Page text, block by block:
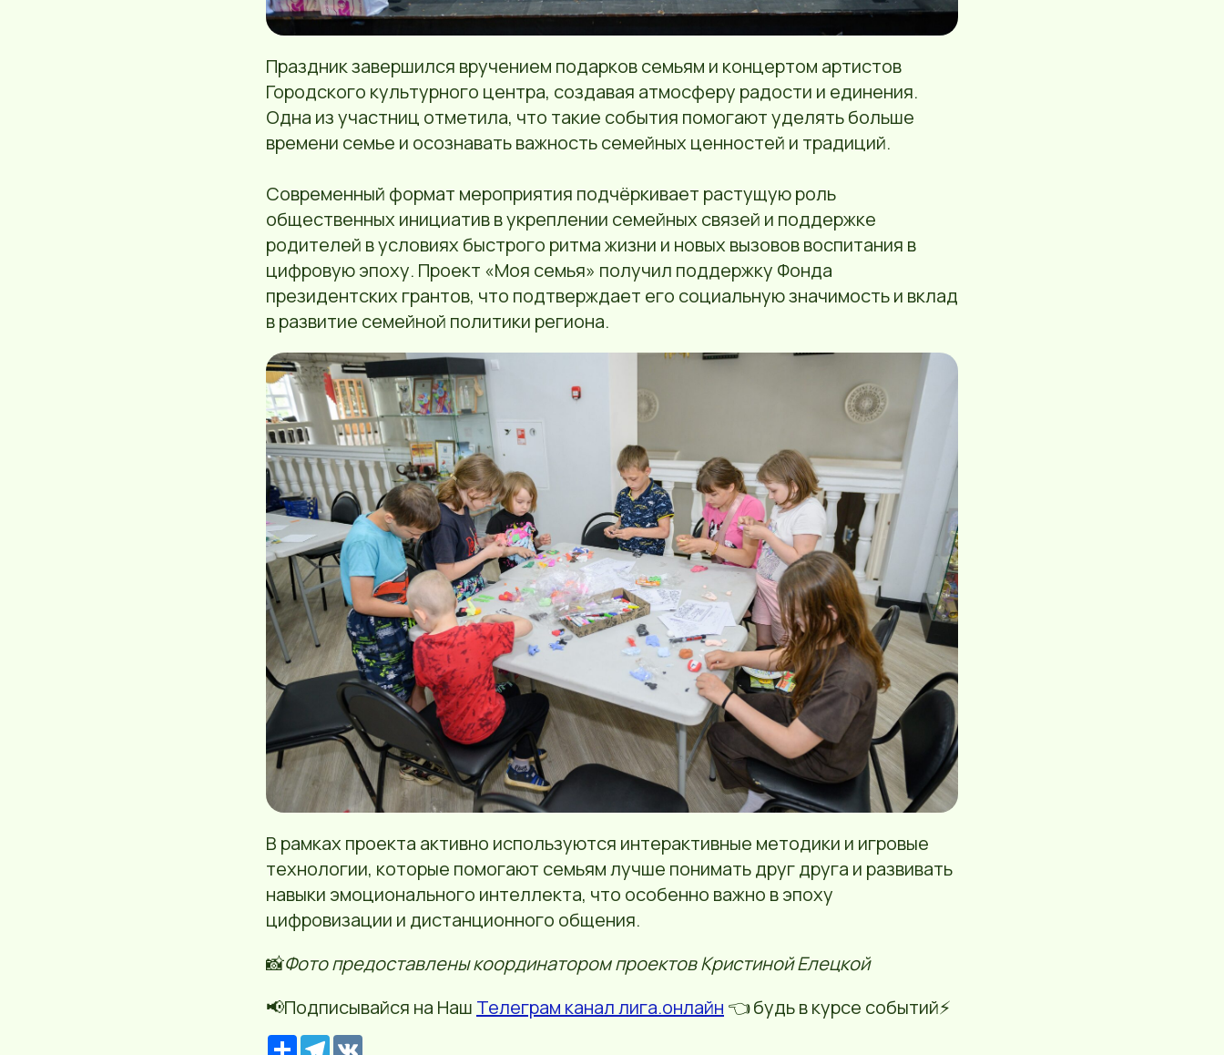
Праздник завершился вручением подарков семьям и концертом артистов
Городского культурного центра, создавая атмосферу радости и единения.
Одна из участниц отметила, что такие события помогают уделять больше
времени семье и осознавать важность семейных ценностей и традиций.
Современный формат мероприятия подчёркивает растущую роль
общественных инициатив в укреплении семейных связей и поддержке
родителей в условиях быстрого ритма жизни и новых вызовов воспитания в
цифровую эпоху. Проект «Моя семья» получил поддержку Фонда
президентских грантов, что подтверждает его социальную значимость и вклад
в развитие семейной политики региона.
В рамках проекта активно используются интерактивные методики и игровые
технологии, которые помогают семьям лучше понимать друг друга и развивать
навыки эмоционального интеллекта, что особенно важно в эпоху
цифровизации и дистанционного общения.
📸Фото предоставлены координатором проектов Кристиной Елецкой
📢Подписывайся на Наш Телеграм канал лига.онлайн 👈 будь в курсе событий⚡️
Р
T